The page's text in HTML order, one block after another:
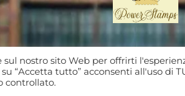
© Power System di Martignoni Davide
sul nostro sito Web per offrirti
“Accetta tutto” acconsenti all'uso di
controllato.